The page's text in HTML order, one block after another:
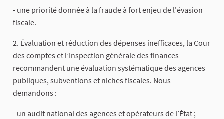
- une priorité donnée à la fraude à fort enjeu de l'évasion
fiscale.
2. Évaluation et réduction des dépenses inefficaces, la Cour
des comptes et l’Inspection générale des finances
recommandent une évaluation systématique des agences
publiques, subventions et niches fiscales. Nous
demandons :
- un audit national des agences et opérateurs de l’État ;